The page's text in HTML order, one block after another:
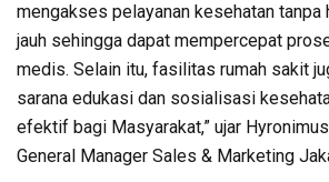
mengakses pelayanan kesehatan tanpa
jauh sehingga dapat mempercepat
medis. Selain itu, fasilitas rumah sakit
sarana edukasi dan sosialisasi
efektif bagi Masyarakat,” ujar
General Manager Sales & Marketing